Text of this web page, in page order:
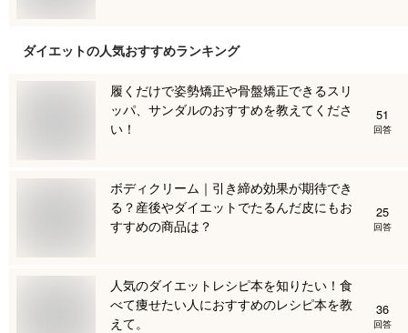
ダイエットの人気おすすめランキング
履くだけで姿勢矯正や骨盤矯正できるスリ
ッパ、サンダルのおすすめを教えてくださ
い！
51
回答
ボディクリーム｜引き締め効果が期待でき
る？産後やダイエットでたるんだ皮にもお
すすめの商品は？
25
回答
人気のダイエットレシピ本を知りたい！食
べて痩せたい人におすすめのレシピ本を教
えて。
36
回答